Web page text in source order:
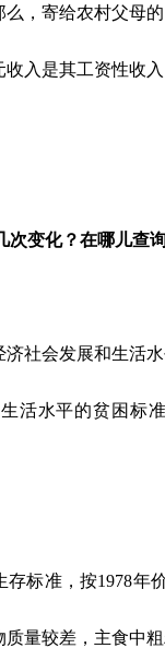
，寄给农村父母
入是其工资性收
次变化？在哪儿查
社会发展和生活
活水平的贫困标
存标准，按1978年
量较差，主食中